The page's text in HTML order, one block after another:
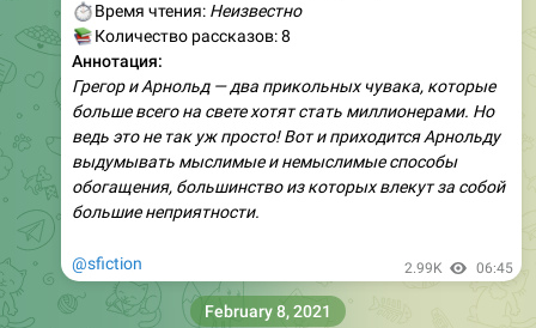
Время чтения: Неизвестно
Количество рассказов: 8
Аннотация:
Грегор и Арнольд — два прикольных чувака, которые
больше всего на свете хотят стать миллионерами. Но
ведь это не так уж просто! Вот и приходится Арнольду
выдумывать мыслимые и немыслимые способы
обогащения, большинство из которых влекут за собой
большие неприятности.
@sfiction 2.99K 06:45
February 8, 2021